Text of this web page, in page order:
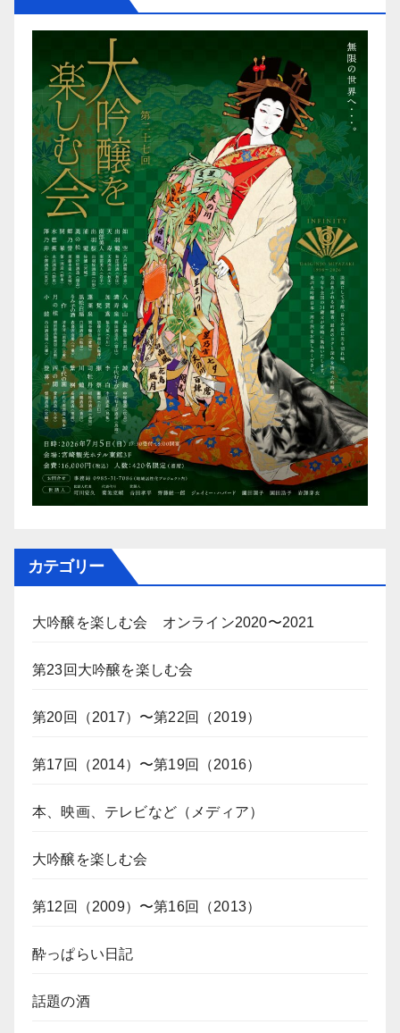
カテゴリー
大吟醸を楽しむ会 オンライン2020〜2021
第23回大吟醸を楽しむ会
第20回（2017）〜第22回（2019）
第17回（2014）〜第19回（2016）
本、映画、テレビなど（メディア）
大吟醸を楽しむ会
第12回（2009）〜第16回（2013）
酔っぱらい日記
話題の酒